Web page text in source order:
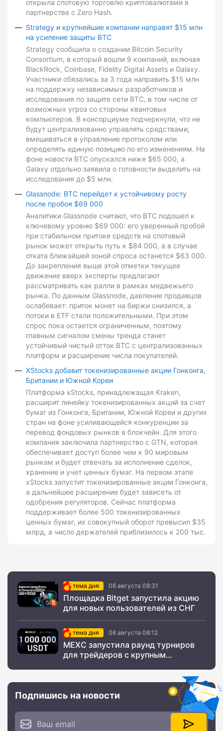
открыла спотовую торговлю криптовалютами в
партнерстве с Zero Hash.
Strategy и крупнейшие компании направят $15 млн
на усиление защиты BTC
Strategy сообщила о создании Bitcoin Security
Consortium, в который вошли 9 компаний, включая
BlackRock, Coinbase, Fidelity Digital Assets и Galaxy.
Участники обязались за 3 года направить $15 млн
на поддержку независимых разработчиков и
исследования по защите сети BTC, в том числе от
возможных угроз со стороны квантовых
компьютеров. В консорциуме подчеркнули, что не
будут централизованно управлять средствами,
вмешиваться в управление протоколом или
определять единую позицию по его изменениям. На
фоне новости BTC опускался ниже $65 000, а
Galaxy отдельно заявила о готовности выделить на
исследования до $5 млн.
Glassnode: BTC перейдет к устойчивому росту
после пробоя $69 000
Аналитики Glassnode считают, что BTC подошел к
ключевому уровню $69 000: его уверенный пробой
при стабильном притоке средств на спотовый
рынок может открыть путь к $84 000, а в случае
отката ближайшей зоной спроса останется $63 000.
До закрепления выше этой отметки текущее
движение вверх эксперты предлагают
рассматривать как ралли в рамках медвежьего
рынка. По данным Glassnode, давление продавцов
ослабевает: приток монет на биржи снизился, а
потоки в ETF стали положительными. При этом
спрос пока остается ограниченным, поэтому
главным сигналом смены тренда станет
устойчивый чистый отток BTC с централизованных
платформ и расширение числа покупателей.
XStocks добавит токенизированные акции Гонконга,
Британии и Южной Кореи
Платформа xStocks, принадлежащая Kraken,
расширит линейку токенизированных акций за счет
бумаг из Гонконга, Британии, Южной Кореи и других
стран на фоне усиливающейся конкуренции за
перевод фондовых рынков в блокчейн. Для этого
компания заключила партнерство с GTN, которая
обеспечивает доступ более чем к 90 мировым
рынкам и будет отвечать за исполнение сделок,
хранение и учет ценных бумаг. На первом этапе
xStocks запустит токенизированные акции Гонконга,
а дальнейшее расширение будет зависеть от
одобрения регуляторов. Сейчас платформа
поддерживает более 500 токенизированных
ценных бумаг, их совокупный оборот превысил $35
млрд, а число держателей приблизилось к 200 тыс.
тема дня 06 августа 08:31
Площадка Bitget запустила акцию
для новых пользователей из СНГ
тема дня 06 августа 08:12
MEXC запустила раунд турниров
для трейдеров с крупным
Подпишись на новости